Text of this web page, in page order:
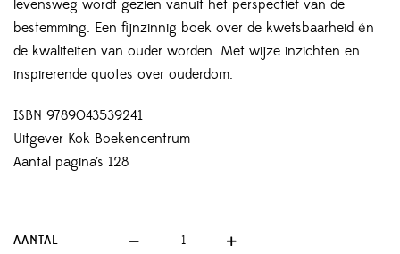
levensweg wordt gezien vanuit het perspectief van de
bestemming. Een fijnzinnig boek over de kwetsbaarheid én
de kwaliteiten van ouder worden. Met wijze inzichten en
inspirerende quotes over ouderdom.
ISBN 9789043539241
Uitgever Kok Boekencentrum
Aantal pagina’s 128
AANTAL